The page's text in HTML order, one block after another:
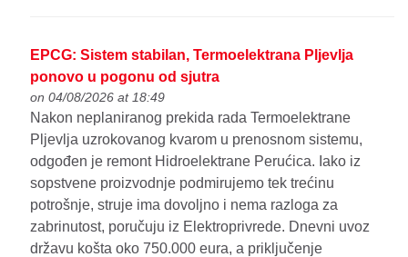
EPCG: Sistem stabilan, Termoelektrana Pljevlja
ponovo u pogonu od sjutra
on 04/08/2026 at 18:49
Nakon neplaniranog prekida rada Termoelektrane
Pljevlja uzrokovanog kvarom u prenosnom sistemu,
odgođen je remont Hidroelektrane Perućica. Iako iz
sopstvene proizvodnje podmirujemo tek trećinu
potrošnje, struje ima dovoljno i nema razloga za
zabrinutost, poručuju iz Elektroprivrede. Dnevni uvoz
državu košta oko 750.000 eura, a priključenje